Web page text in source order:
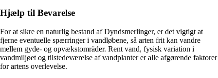
Hjælp til Bevarelse
For at sikre en naturlig bestand af Dyndsmerlinger, er det vigtigt at
fjerne eventuelle spærringer i vandløbene, så arten frit kan vandre
mellem gyde- og opvækstområder. Rent vand, fysisk variation i
vandmiljøet og tilstedeværelse af vandplanter er alle afgørende faktorer
for artens overlevelse.